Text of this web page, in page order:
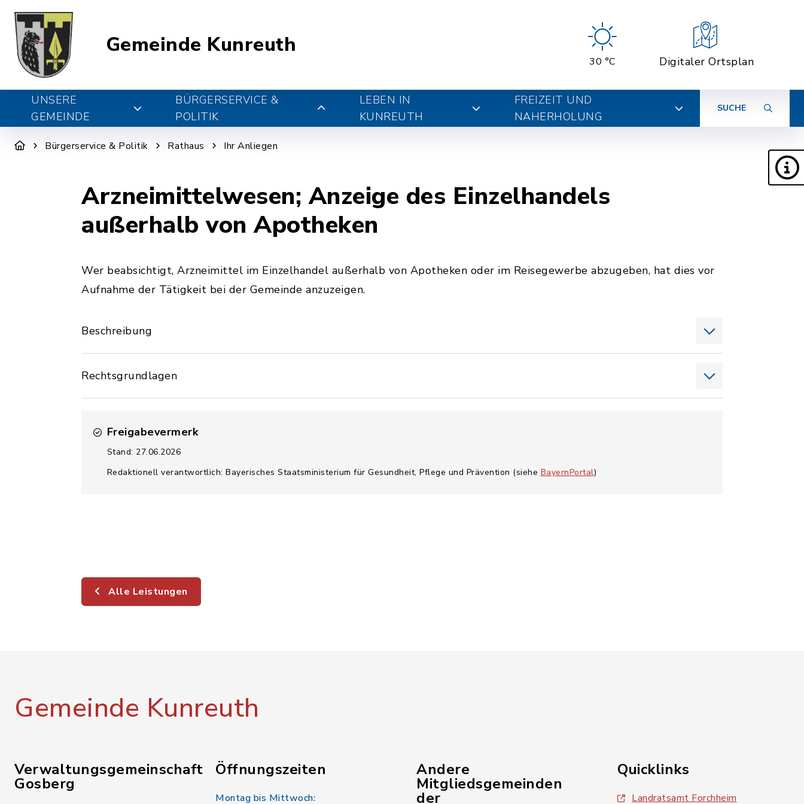
Gemeinde Kunreuth
30 °C Digitaler Ortsplan
UNSERE
GEMEINDE
BÜRGERSERVICE &
POLITIK
LEBEN IN
KUNREUTH
FREIZEIT UND
NAHERHOLUNG
SUCHE
Bürgerservice & Politik Rathaus Ihr Anliegen
Arzneimittelwesen; Anzeige des Einzelhandels
außerhalb von Apotheken
Wer beabsichtigt, Arzneimittel im Einzelhandel außerhalb von Apotheken oder im Reisegewerbe abzugeben, hat dies vor
Aufnahme der Tätigkeit bei der Gemeinde anzuzeigen.
Beschreibung
Rechtsgrundlagen
Freigabevermerk
Stand: 27.06.2026
Redaktionell verantwortlich: Bayerisches Staatsministerium für Gesundheit, Pflege und Prävention (siehe BayernPortal)
Alle Leistungen
Gemeinde Kunreuth
Verwaltungsgemeinschaft
Gosberg
Öffnungszeiten
Montag bis Mittwoch:
Andere
Mitgliedsgemeinden
der
Quicklinks
Landratsamt Forchheim